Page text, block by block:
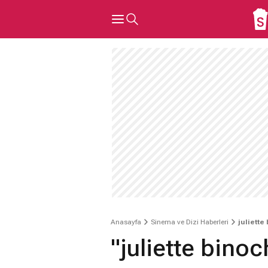
Anasayfa Sinema ve Dizi Haberleri juliette
"juliette